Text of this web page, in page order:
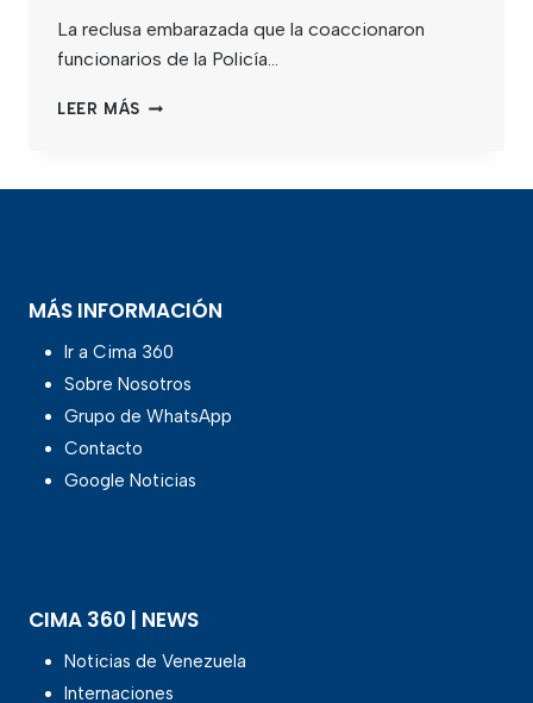
La reclusa embarazada que la coaccionaron
funcionarios de la Policía…
LEER MÁS
MÁS INFORMACIÓN
Ir a Cima 360
Sobre Nosotros
Grupo de WhatsApp
Contacto
Google Noticias
CIMA 360 | NEWS
Noticias de Venezuela
Internaciones